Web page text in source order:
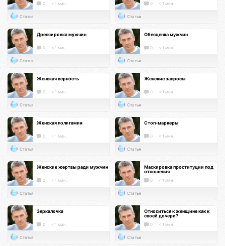
0 < 1 мин.
Статья
0 < 1 мин.
Статья
Дрессировка мужчин
0 < 1 мин.
Статья
Обесценка мужчин
0 < 1 мин.
Статья
Женская верность
0 < 1 мин.
Статья
Женские запросы
0 < 1 мин.
Статья
Женская полигамия
0 < 1 мин.
Статья
Стоп-маркеры
0 < 1 мин.
Статья
Женские жертвы ради мужчин
0 < 1 мин.
Статья
Маскировка проституции под
отношения
0 < 1 мин.
Статья
Зеркалочка
0 < 1 мин.
Статья
Относиться к женщине как к
своей дочери?
0 < 1 мин.
Статья